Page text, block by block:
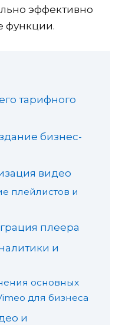
эффективно
функции.
тарифного
бизнес-
видео
плейлистов и
плеера
и
основных
для бизнеса
и